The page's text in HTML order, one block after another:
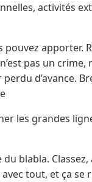
activités
apporter.
pas un crime,
d’avance.
les grandes
blabla. Classez,
avec tout, et ça se